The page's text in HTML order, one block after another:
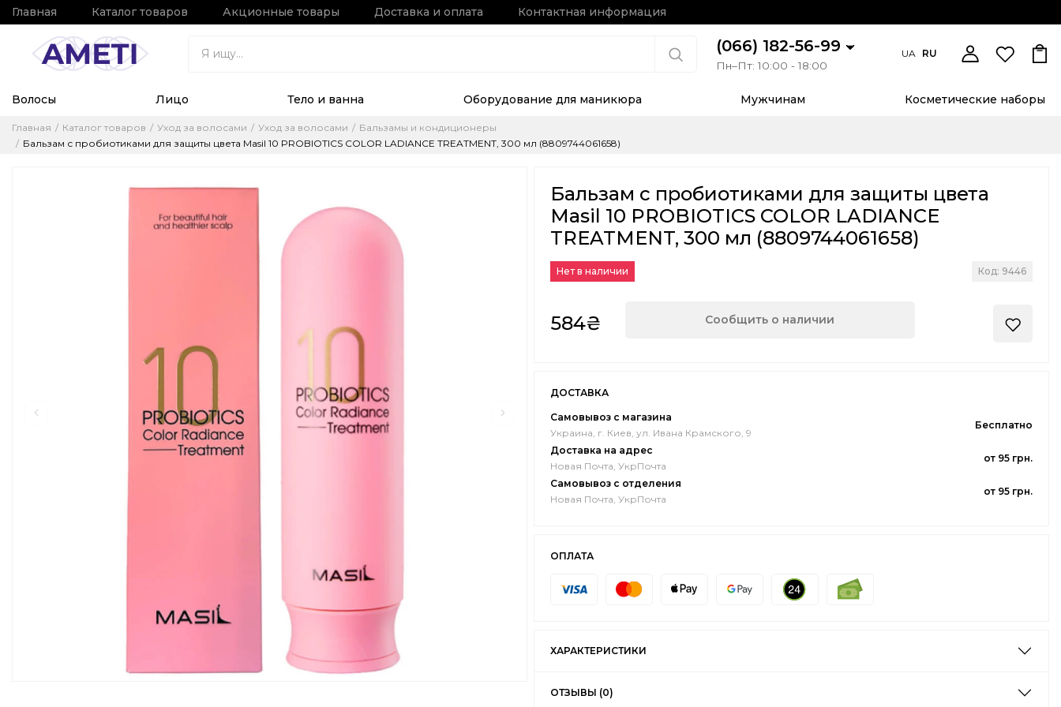
Главная Каталог товаров Акционные товары Доставка и оплата Контактная информация
(066) 182-56-99
Пн–Пт: 10:00 - 18:00
UA RU
Волосы Лицо Тело и ванна Оборудование для маникюра Мужчинам Косметические наборы
Главная Каталог товаров Уход за волосами Уход за волосами
Бальзамы и кондиционеры
Бальзам с пробиотиками для защиты цвета Masil 10 PROBIOTICS COLOR LADIANCE TREATMENT, 300 мл (8809744061658)
Бальзам с пробиотиками для защиты цвета
Masil 10 PROBIOTICS COLOR LADIANCE
TREATMENT, 300 мл (8809744061658)
Нет в наличии Код: 9446
584₴ Сообщить о наличии
ДОСТАВКА
Самовывоз с магазина
Украина, г. Киев, ул. Ивана Крамского, 9
Бесплатно
Доставка на адрес
Новая Почта, УкрПочта
от 95 грн.
Самовывоз с отделения
Новая Почта, УкрПочта
от 95 грн.
ОПЛАТА
ХАРАКТЕРИСТИКИ
ОТЗЫВЫ (0)